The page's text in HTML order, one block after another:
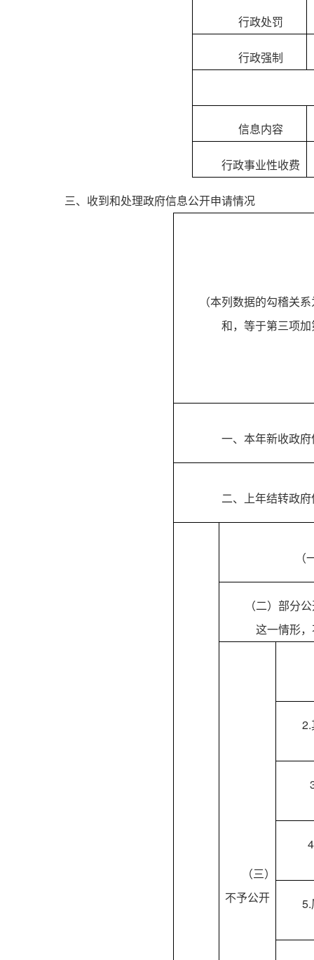
行政处罚
行政强制
信息内容
行政事业性收费
三、收到和处理政府信息公开申请情况
（本列数据的勾稽关
和，等于第三项
一、本年新收政
二、上年结转政
（二）部分
这一情形
（三）
不予公开